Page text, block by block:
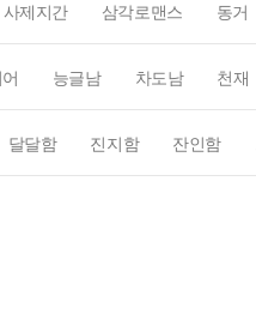
사제지간 삼각로맨스 동거
능글남 차도남 천재
달달함 진지함 잔인함